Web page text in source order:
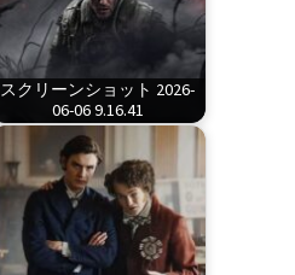
スクリーンショット 2026-
06-06 9.16.41